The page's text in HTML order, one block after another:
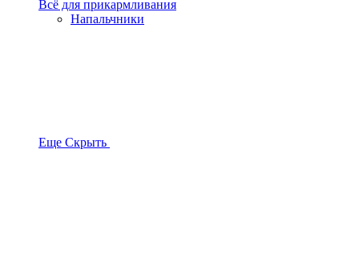
Всё для прикармливания
Напальчники
Еще Скрыть